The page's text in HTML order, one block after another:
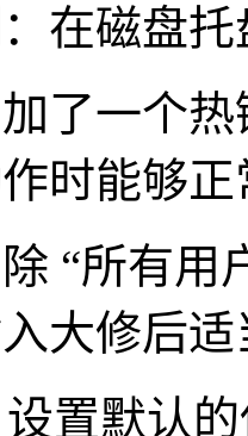
磁盘托
一个热
时能够
所有用
大修后
默认的